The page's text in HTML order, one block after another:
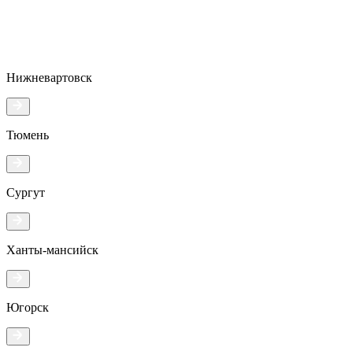
Нижневартовск
Тюмень
Сургут
Ханты-мансийск
Югорск